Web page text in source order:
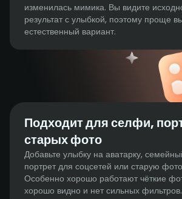
изменилась мимика. Вы видите
результат с улыбкой, поэтому проще
естественный вариант.
Подходит для селфи,
старых фото
Добавьте улыбку на аватарку,
портрет для соцсетей или старую
Особенно хорошо работают чёткие
хорошо видно и нет сильных фильтров.